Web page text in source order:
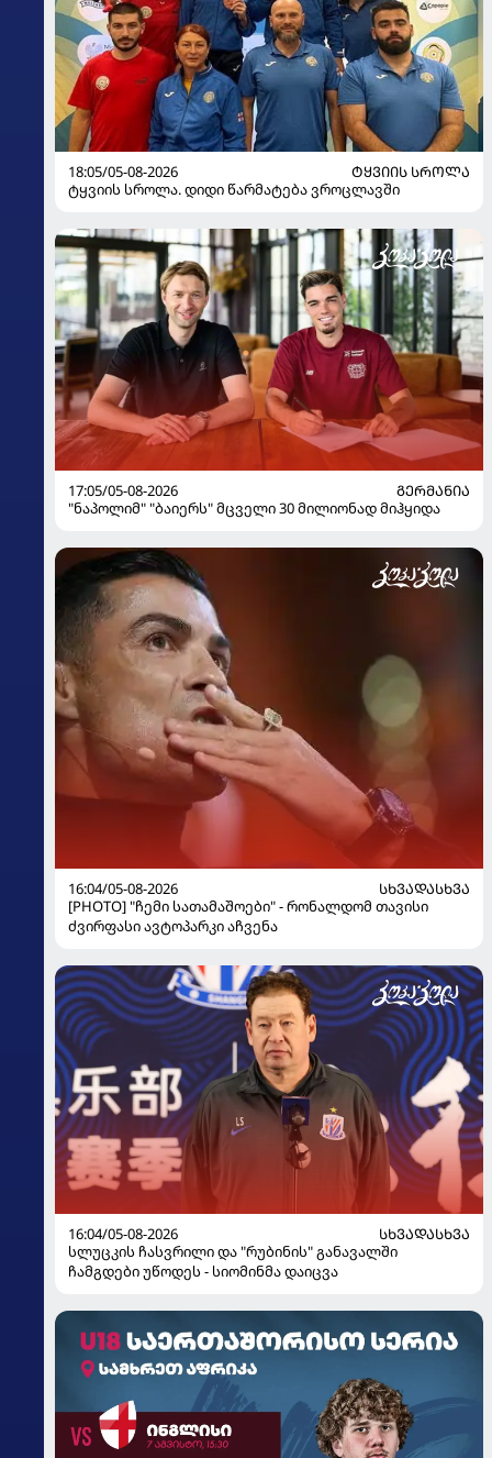
18:05/05-08-2026
ᲢᲧᲕᲘᲘᲡ ᲡᲠᲝᲚᲐ
ტყვიის სროლა. დიდი წარმატება ვროცლავში
17:05/05-08-2026
ᲒᲔᲠᲛᲐᲜᲘᲐ
"ნაპოლიმ" "ბაიერს" მცველი 30 მილიონად მიჰყიდა
16:04/05-08-2026
ᲡᲮᲕᲐᲓᲐᲡᲮᲕᲐ
[PHOTO] "ჩემი სათამაშოები" - რონალდომ თავისი
ძვირფასი ავტოპარკი აჩვენა
16:04/05-08-2026
ᲡᲮᲕᲐᲓᲐᲡᲮᲕᲐ
სლუცკის ჩასვრილი და "რუბინის" განავალში
ჩამგდები უწოდეს - სიომინმა დაიცვა